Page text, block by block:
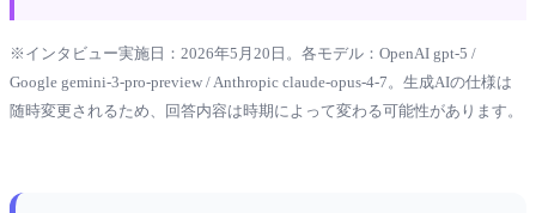
※インタビュー実施日：2026年5月20日。各モデル：OpenAI gpt-5 /
Google gemini-3-pro-preview / Anthropic claude-opus-4-7。生成AIの仕様は
随時変更されるため、回答内容は時期によって変わる可能性があります。